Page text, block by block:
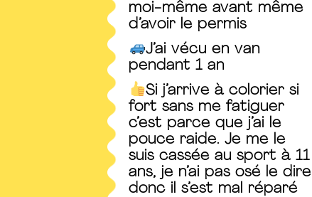
moi-même avant même
d’avoir le permis
J’ai vécu en van
pendant 1 an
Si j’arrive à colorier si
fort sans me fatiguer
c’est parce que j’ai le
pouce raide. Je me le
suis cassée au sport à 11
ans, je n’ai pas osé le dire
donc il s’est mal réparé